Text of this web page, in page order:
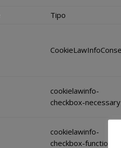
Tipo
cookielawinfo-
checkbox-necessary
cookielawinfo-
checkbox-functional